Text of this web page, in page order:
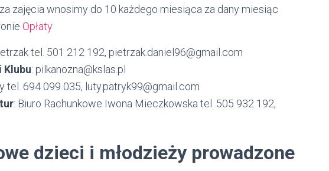
za zajęcia wnosimy do 10 każdego miesiąca za dany miesiąc
Opłaty
tel. 501 212 192, pietrzak.daniel96@gmail.com
: pilkanozna@kslas.pl
tel. 694 099 035, luty.patryk99@gmail.com
: Biuro Rachunkowe Iwona Mieczkowska tel. 505 932 192,
dzieci i młodzieży prowadzone